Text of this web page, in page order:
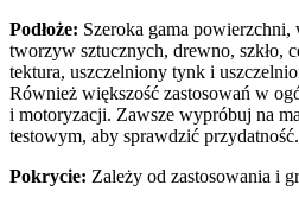
Podłoże: Szeroka gama
tworzyw sztucznych, drewno, szkło,
tektura, uszczelniony tynk i
Również większość zastosowań w
i motoryzacji. Zawsze wypróbuj na
testowym, aby sprawdzić przydatność.
Pokrycie: Zależy od zastosowania i